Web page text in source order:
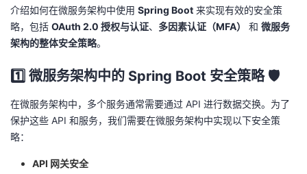
播
活
动
的
关
注
我
的
开
发
我
的
Programs
我
的
介绍如何在微服务架构中使用 Spring Boot 来实现有效的安全策
略，包括 OAuth 2.0 授权与认证、 多因素认证（MFA） 和 微服务
架构的整体安全策略。
1️⃣ 微服务架构中的 Spring Boot 安全策略 🛡️
在微服务架构中，多个服务通常需要通过 API 进行数据交换。为了
保护这些 API 和服务，我们需要在微服务架构中实现以下安全策
略：
API 网关安全